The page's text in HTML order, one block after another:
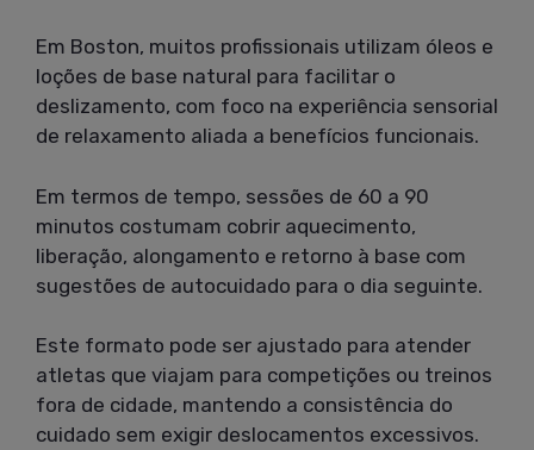
Em Boston, muitos profissionais utilizam óleos e
loções de base natural para facilitar o
deslizamento, com foco na experiência sensorial
de relaxamento aliada a benefícios funcionais.
Em termos de tempo, sessões de 60 a 90
minutos costumam cobrir aquecimento,
liberação, alongamento e retorno à base com
sugestões de autocuidado para o dia seguinte.
Este formato pode ser ajustado para atender
atletas que viajam para competições ou treinos
fora de cidade, mantendo a consistência do
cuidado sem exigir deslocamentos excessivos.